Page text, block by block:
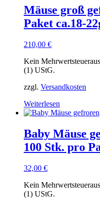
Mäuse groß
Paket ca.18-
210,00 €
Kein
(1) UStG.
zzgl. Versandkosten
Weiterlesen
Baby Mäuse
100 Stk. pro
32,00 €
Kein
(1) UStG.